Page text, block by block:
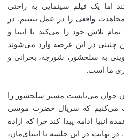
یک فیلم سینمایی به راحتی
واقعی را در عمل ببینیم. در
تلاش خود را می‌کند تا انبیا و
چنینی در این عرصه وارد می‌شوند
به سلحشور، شورجه، بحرانی و
ما است.
جوان می‌بایست مسیر سلحشور را
می‌کنیم که سریال حضرت موسی
انبیا ادامه پیدا کند چرا که اراده
نهایت در این جلسه با انبیای‌مان،